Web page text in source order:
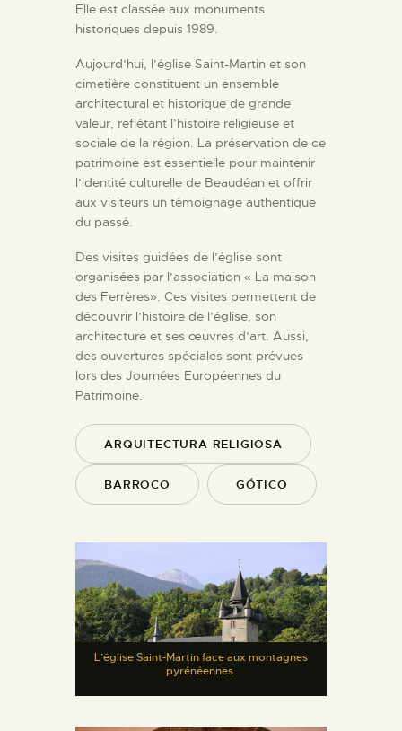
Elle est classée aux monuments
historiques depuis 1989.
Aujourd’hui, l’église Saint-Martin et son
cimetière constituent un ensemble
architectural et historique de grande
valeur, reflétant l’histoire religieuse et
sociale de la région. La préservation de ce
patrimoine est essentielle pour maintenir
l’identité culturelle de Beaudéan et offrir
aux visiteurs un témoignage authentique
du passé.
Des visites guidées de l’église sont
organisées par l’association « La maison
des Ferrères». Ces visites permettent de
découvrir l’histoire de l’église, son
architecture et ses œuvres d’art. Aussi,
des ouvertures spéciales sont prévues
lors des Journées Européennes du
Patrimoine.
ARQUITECTURA RELIGIOSA
BARROCO GÓTICO
L’église Saint-Martin face aux montagnes
pyrénéennes.